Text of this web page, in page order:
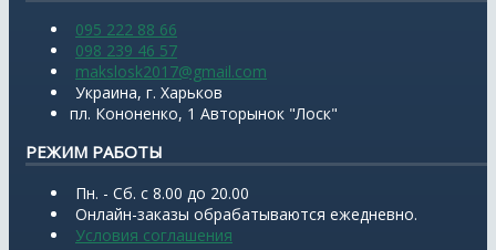
095 222 88 66
098 239 46 57
makslosk2017@gmail.com
Украина, г. Харьков
пл. Кононенко, 1 Авторынок "Лоск"
РЕЖИМ РАБОТЫ
Пн. - Сб. с 8.00 до 20.00
Онлайн-заказы обрабатываются ежедневно.
Условия соглашения